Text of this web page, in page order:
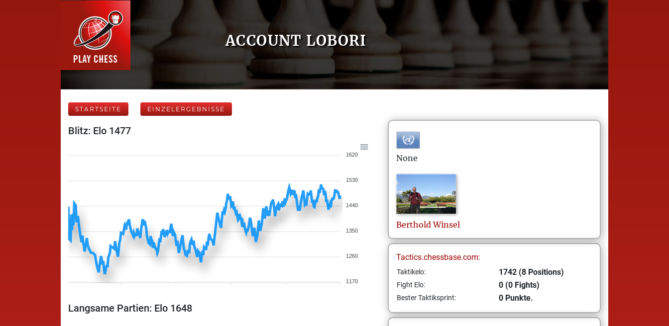
ACCOUNT LOBORI
STARTSEITE EINZELERGEBNISSE
Blitz: Elo 1477
1620
1530
1440
1350
1260
1170
Langsame Partien: Elo 1648
None
Berthold Winsel
Tactics.chessbase.com:
Taktikelo: 1742 (8 Positions)
Fight Elo: 0 (0 Fights)
Bester Taktiksprint: 0 Punkte.